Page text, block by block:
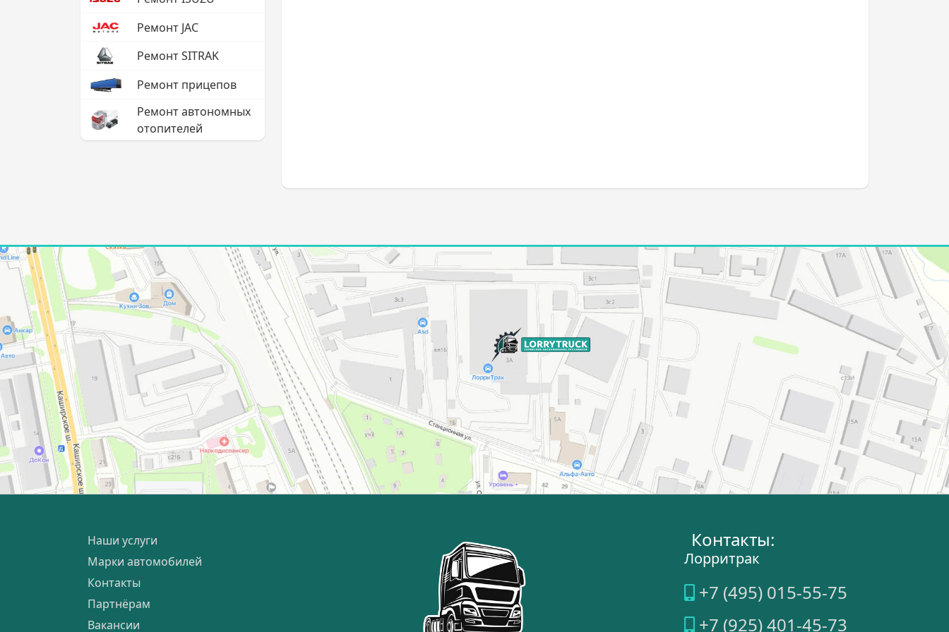
Ремонт JAC
Ремонт SITRAK
Ремонт прицепов
Ремонт автономных
отопителей
Наши услуги
Марки автомобилей
Контакты
Партнёрам
Вакансии
Контакты:
Лорритрак
+7 (495) 015-55-75
+7 (925) 401-45-73